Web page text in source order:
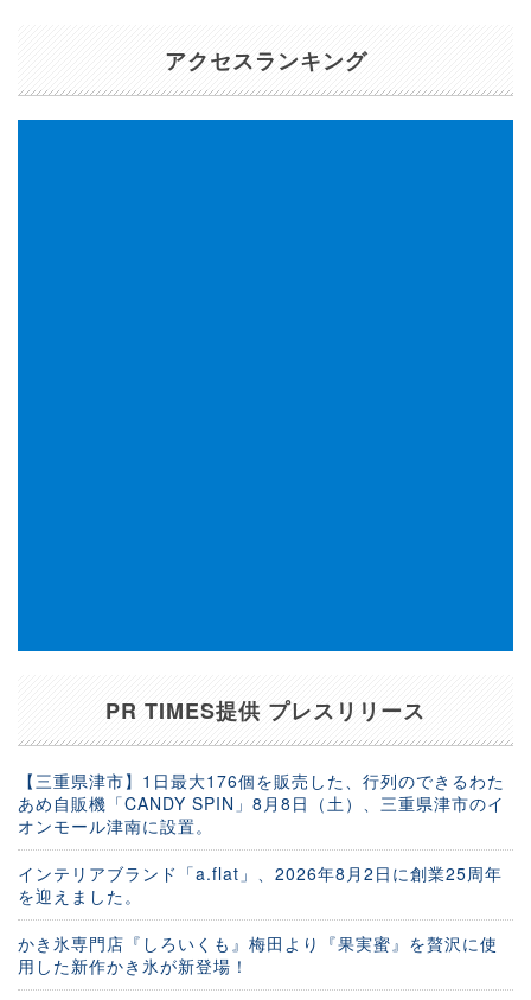
アクセスランキング
PR TIMES提供 プレスリリース
【三重県津市】1日最大176個を販売した、行列のできるわた
あめ自販機「CANDY SPIN」8月8日（土）、三重県津市のイ
オンモール津南に設置。
インテリアブランド「a.flat」、2026年8月2日に創業25周年
を迎えました。
かき氷専門店『しろいくも』梅田より『果実蜜』を贅沢に使
用した新作かき氷が新登場！